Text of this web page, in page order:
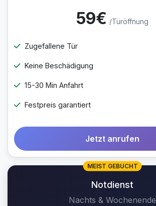
59€ /Türöffnung
Zugefallene Tür
Keine Beschädigung
15-30 Min Anfahrt
Festpreis garantiert
Jetzt anrufen
MEIST GEBUCHT
Notdienst
Nachts & Wochenende